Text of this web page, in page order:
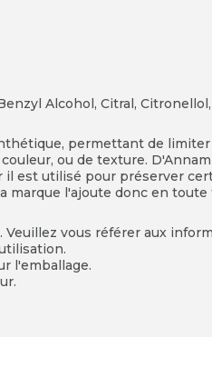
Alcohol, Citral,
permettant de
ou de texture.
est utilisé pour préserver
l'ajoute donc en toute
vous référer aux
l'emballage.